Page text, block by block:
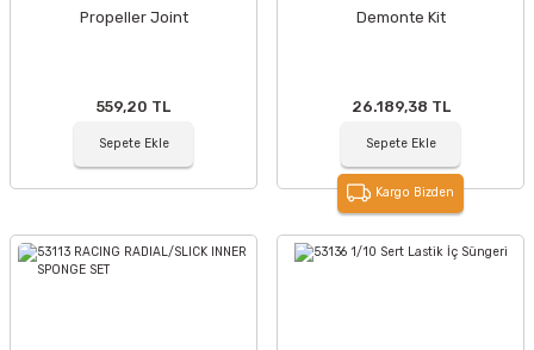
Propeller Joint
559,20 TL
Sepete Ekle
Demonte Kit
26.189,38 TL
Sepete Ekle
Kargo Bizden